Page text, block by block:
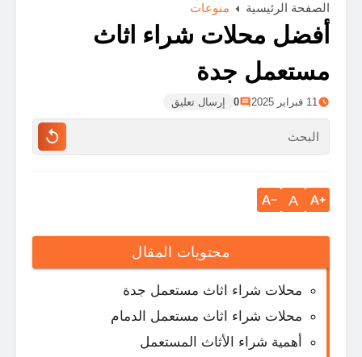
الصفحة الرئيسية منوعات
أفضل محلات شراء اثاث
مستعمل جدة
11 فبراير 2025 0 إرسال تعليق
A
محتويات المقال
محلات شراء اثاث مستعمل جدة
محلات شراء اثاث مستعمل الدمام
أهمية شراء الأثاث المستعمل